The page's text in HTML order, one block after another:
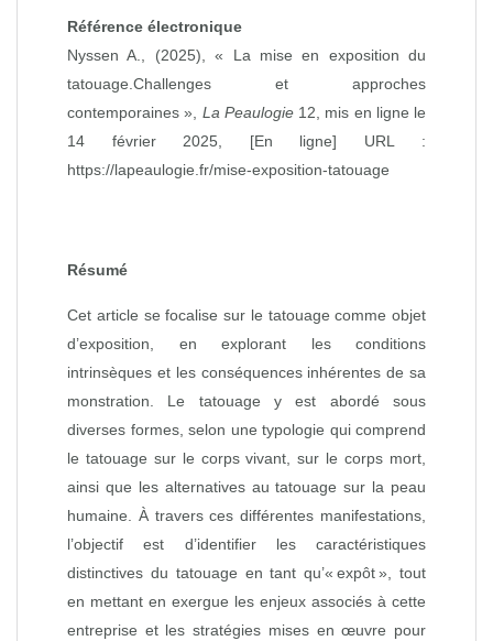
Référence électronique
Nyssen A., (2025), « La mise en exposition du
tatouage.Challenges et approches
contemporaines », La Peaulogie12, mis en ligne le
14 février 2025, [En ligne] URL :
https://lapeaulogie.fr/mise-exposition-tatouage
Résumé
Cet article se focalise sur le tatouage comme objet
d’exposition, en explorant les conditions
intrinsèques et les conséquences inhérentes de sa
monstration. Le tatouage y est abordé sous
diverses formes, selon une typologie qui comprend
le tatouage sur le corps vivant, sur le corps mort,
ainsi que les alternatives au tatouage sur la peau
humaine. À travers ces différentes manifestations,
l’objectif est d’identifier les caractéristiques
distinctives du tatouage en tant qu’« expôt », tout
en mettant en exergue les enjeux associés à cette
entreprise et les stratégies mises en œuvre pour